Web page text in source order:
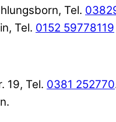
Tel.
Tel. 0152 59778119
19, Tel. 0381 252770